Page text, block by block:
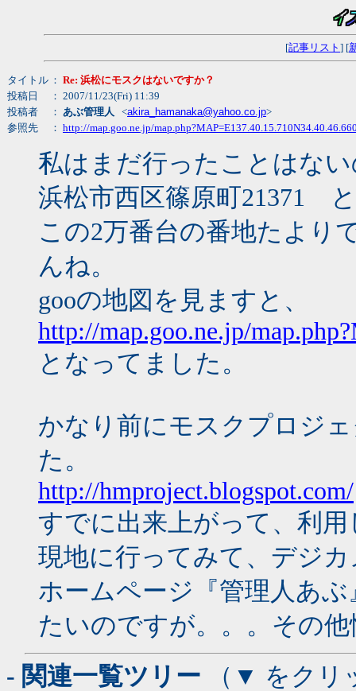
[記事リスト ] [
タイトル ： Re: 浜松にモスクはないですか？
投稿日
： 2007/11/23(Fri) 11:39
投稿者
： あぶ管理人 <akira_hamanaka@yahoo.co.jp>
参照先
： http://map.goo.ne.jp/
私はまだ行ったことはな
浜松市西区篠原町21371
この2万番台の番地たより
んね。
gooの地図を見ますと、
http://map.goo.ne.jp/
となってました。
かなり前にモスクプロジ
た。
http://hmproject.blogspot.com/
すでに出来上がって、利
現地に行ってみて、デジ
ホームページ『管理人あ
たいのですが。。。その
- 関連一覧ツリー （▼ をクリ